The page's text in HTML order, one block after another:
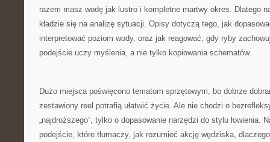
razem masz wodę jak lustro i kompletne martwy okres. Dlatego
kładzie się na analizę sytuacji. Opisy dotyczą tego, jak
interpretować poziom wody, oraz jak reagować, gdy ryby
podejście uczy myślenia, a nie tylko kopiowania schematów.
Dużo miejsca poświęcono tematom sprzętowym, bo dobrze
zestawiony reel potrafią ułatwić życie. Ale nie chodzi o
„najdroższego”, tylko o dopasowanie narzędzi do stylu łowienia.
podejście, które tłumaczy, jak rozumieć akcję wędziska,